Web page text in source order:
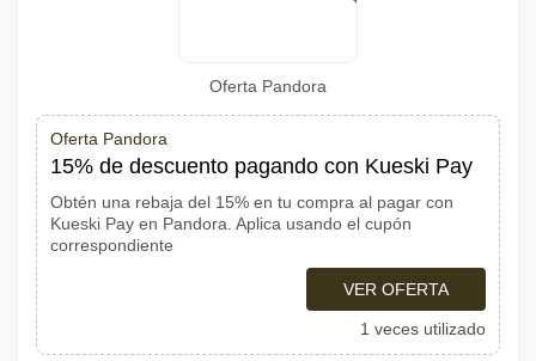
Oferta Pandora
Oferta Pandora
15% de descuento pagando con Kueski Pay
Obtén una rebaja del 15% en tu compra al pagar con
Kueski Pay en Pandora. Aplica usando el cupón
correspondiente
VER OFERTA
1 veces utilizado